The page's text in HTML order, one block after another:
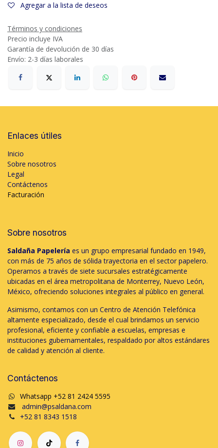
Agregar a la lista de deseos
Términos y condiciones
Precio incluye IVA
Garantía de devolución de 30 días
Envío: 2-3 días laborales
Enlaces útiles
Inicio
Sobre nosotros
Legal
Contáctenos
Facturación
Sobre nosotros
Saldaña Papelería es un grupo empresarial fundado en 1949,
con más de 75 años de sólida trayectoria en el sector papelero.
Operamos a través de siete sucursales estratégicamente
ubicadas en el área metropolitana de Monterrey, Nuevo León,
México, ofreciendo soluciones integrales al público en general.
Asimismo, contamos con un Centro de Atención Telefónica
altamente especializado, desde el cual brindamos un servicio
profesional, eficiente y confiable a escuelas, empresas e
instituciones gubernamentales, respaldado por altos estándares
de calidad y atención al cliente.
Contáctenos
Whatsapp +52 81 2424 5595
admin@psaldana.com
+52 81 8343 1518